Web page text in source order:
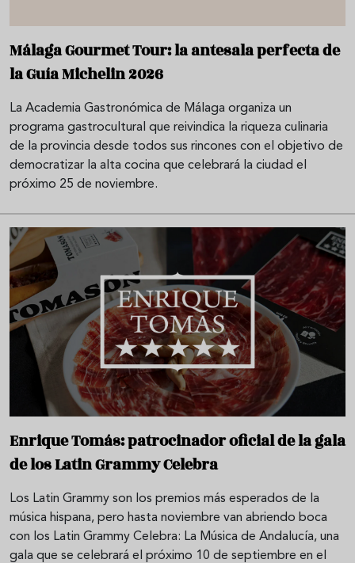
Málaga Gourmet Tour: la antesala perfecta de
la Guía Michelin 2026
La Academia Gastronómica de Málaga organiza un
programa gastrocultural que reivindica la riqueza culinaria
de la provincia desde todos sus rincones con el objetivo de
democratizar la alta cocina que celebrará la ciudad el
próximo 25 de noviembre.
Enrique Tomás: patrocinador oficial de la gala
de los Latin Grammy Celebra
Los Latin Grammy son los premios más esperados de la
música hispana, pero hasta noviembre van abriendo boca
con los Latin Grammy Celebra: La Música de Andalucía, una
gala que se celebrará el próximo 10 de septiembre en el